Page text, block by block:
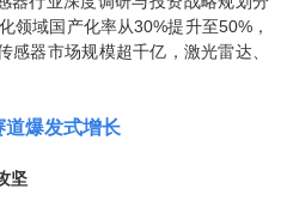
领域国产化率从30%提升至50%，
器市场规模超千亿，激光雷达、
道爆发式增长
坚